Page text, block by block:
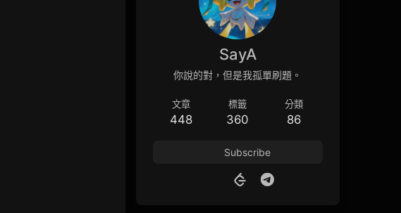
SayA
你說的對，但是我孤單刷題。
文章
448
標籤
360
分類
86
Subscribe